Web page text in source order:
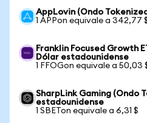
AppLovin (Ondo
1 APPon equivale a 342,77
Franklin Focused Growth
Dólar estadounidense
1 FFOGon equivale a 50,03
SharpLink Gaming (Ondo
estadounidense
1 SBETon equivale a 6,31 $